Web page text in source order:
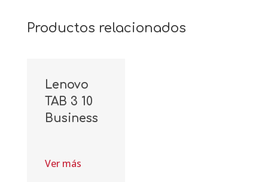
Productos relacionados
Lenovo
TAB 3 10
Business
Ver más